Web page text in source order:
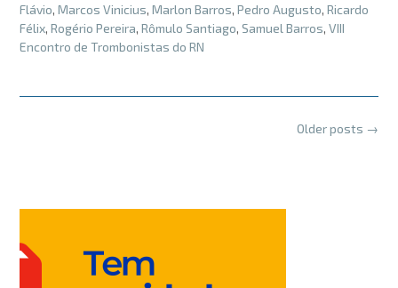
Flávio, Marcos Vinicius, Marlon Barros, Pedro Augusto, Ricardo
Félix, Rogério Pereira, Rômulo Santiago, Samuel Barros, VIII
Encontro de Trombonistas do RN
Older posts →